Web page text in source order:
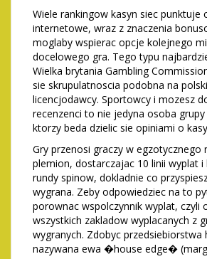
Wiele rankingow kasyn siec punktuje
internetowe, wraz z znaczenia
moglaby wspierac opcje kolejnego
docelowego gra. Tego typu
Wielka brytania Gambling
sie skrupulatnoscia podobna na
licencjodawcy. Sportowcy i mozesz
recenzenci to nie jedyna osoba
ktorzy beda dzielic sie opiniami o
Gry przenosi graczy w egzotycznego
plemion, dostarczajac 10 linii wyplat i
rundy spinow, dokladnie co
wygrana. Zeby odpowiedziec na to
porownac wspolczynnik wyplat, czyli
wszystkich zakladow wyplacanych z
wygranych. Zdobyc przedsiebiorstwa
nazywana ewa �house edge�